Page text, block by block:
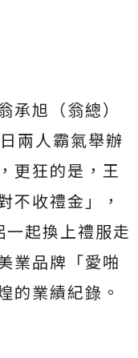
承旭（翁總）
兩人霸氣舉辦
更狂的是， 王
不收禮金」，
一起換上禮服走
業品牌「愛啪
的業績紀錄。